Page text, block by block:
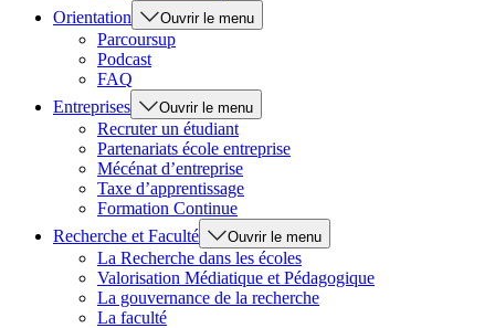
Orientation
Ouvrir le menu
Parcoursup
Podcast
FAQ
Entreprises
Ouvrir le menu
Recruter un étudiant
Partenariats école entreprise
Mécénat d’entreprise
Taxe d’apprentissage
Formation Continue
Recherche et Faculté
Ouvrir le menu
La Recherche dans les écoles
Valorisation Médiatique et Pédagogique
La gouvernance de la recherche
La faculté